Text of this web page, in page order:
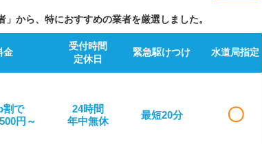
から、特におすすめの業者を厳選しました。
金
受付時間
定休日
緊急駆けつけ 水道局指定
割で
円～
24時間
年中無休
最短20分 〇